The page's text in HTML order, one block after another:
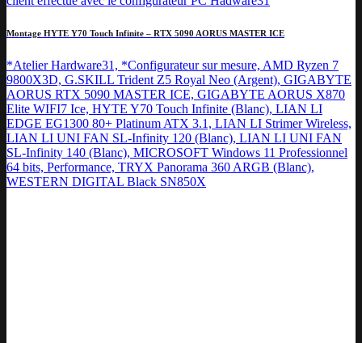
Montage HYTE Y70 Touch Infinite – RTX 5090 AORUS MASTER ICE
*Atelier Hardware31, *Configurateur sur mesure, AMD Ryzen 7
9800X3D, G.SKILL Trident Z5 Royal Neo (Argent), GIGABYTE
AORUS RTX 5090 MASTER ICE, GIGABYTE AORUS X870
Elite WIFI7 Ice, HYTE Y70 Touch Infinite (Blanc), LIAN LI
EDGE EG1300 80+ Platinum ATX 3.1, LIAN LI Strimer Wireless,
LIAN LI UNI FAN SL-Infinity 120 (Blanc), LIAN LI UNI FAN
SL-Infinity 140 (Blanc), MICROSOFT Windows 11 Professionnel
64 bits, Performance, TRYX Panorama 360 ARGB (Blanc),
WESTERN DIGITAL Black SN850X